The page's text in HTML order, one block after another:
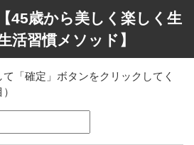
45歳から美しく楽しく生
活習慣メソッド】
「確定」ボタンをクリックしてく